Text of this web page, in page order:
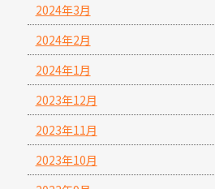
2024年3月
2024年2月
2024年1月
2023年12月
2023年11月
2023年10月